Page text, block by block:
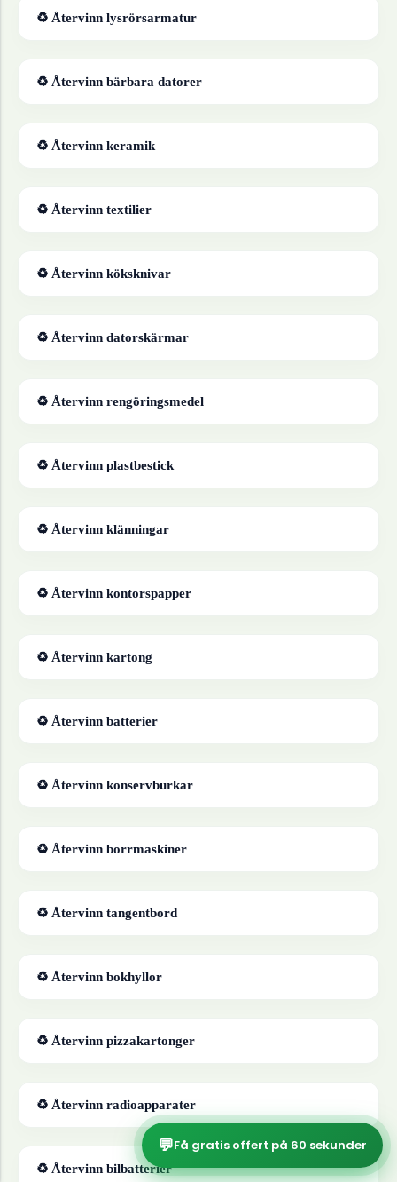
♻ Återvinn lysrörsarmatur
♻ Återvinn bärbara datorer
♻ Återvinn keramik
♻ Återvinn textilier
♻ Återvinn köksknivar
♻ Återvinn datorskärmar
♻ Återvinn rengöringsmedel
♻ Återvinn plastbestick
♻ Återvinn klänningar
♻ Återvinn kontorspapper
♻ Återvinn kartong
♻ Återvinn batterier
♻ Återvinn konservburkar
♻ Återvinn borrmaskiner
♻ Återvinn tangentbord
♻ Återvinn bokhyllor
♻ Återvinn pizzakartonger
♻ Återvinn radioapparater
♻ Återvinn bilbatterier
💬Få gratis offert på 60 sekunder